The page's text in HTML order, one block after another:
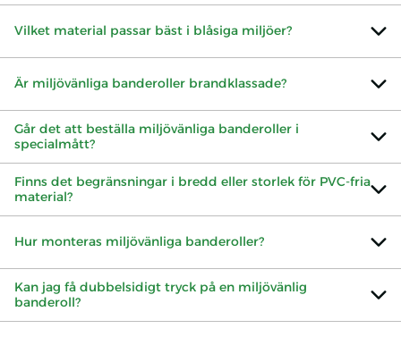
Vilket material passar bäst i blåsiga miljöer?
Är miljövänliga banderoller brandklassade?
Går det att beställa miljövänliga banderoller i
specialmått?
Finns det begränsningar i bredd eller storlek för PVC-fria
material?
Hur monteras miljövänliga banderoller?
Kan jag få dubbelsidigt tryck på en miljövänlig
banderoll?